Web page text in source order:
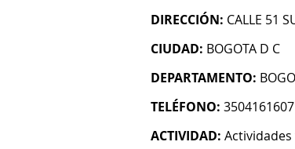
DIRECCIÓN: CALLE 51
CIUDAD: BOGOTA D C
DEPARTAMENTO:
TELÉFONO: 3504161607
ACTIVIDAD: